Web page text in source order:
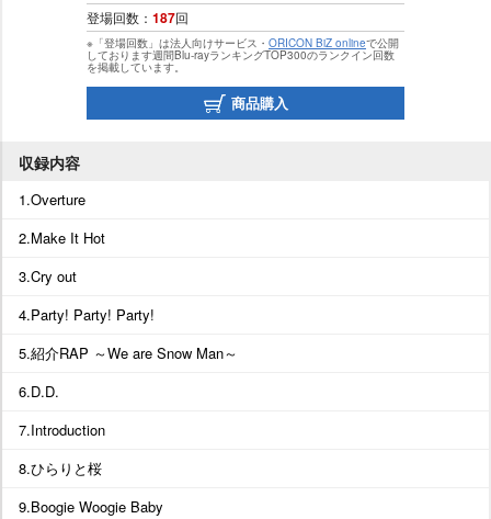
登場回数： 187回
※「登場回数」は法人向けサービス・ ORICON BiZ onlineで公開
しております週間Blu-rayランキングTOP300のランクイン回数
を掲載しています。
商品購入
収録内容
1.Overture
2.Make It Hot
3.Cry out
4.Party! Party! Party!
5.紹介RAP ～We are Snow Man～
6.D.D.
7.Introduction
8.ひらりと桜
9.Boogie Woogie Baby